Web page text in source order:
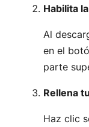
Habilita
Al
en el
parte
Rellena
Haz clic